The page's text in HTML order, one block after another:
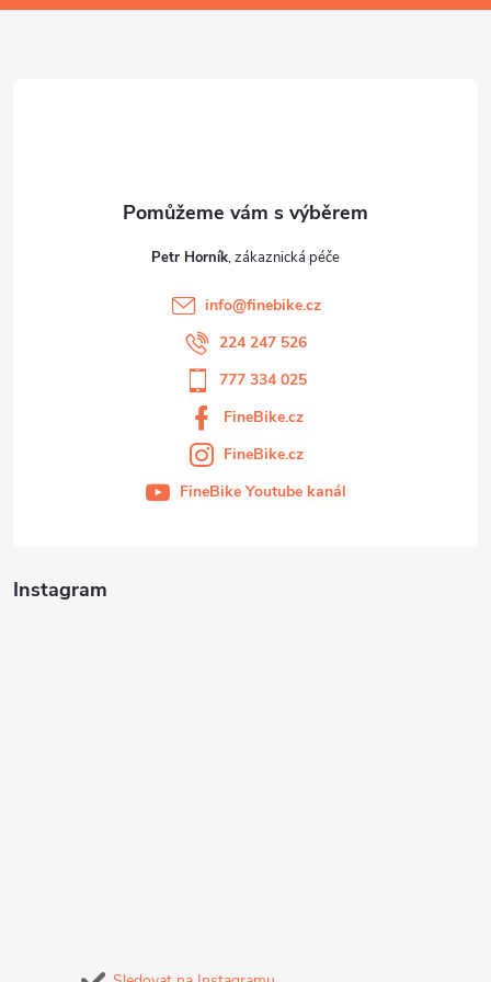
Instagram
Petr Horník
info@finebike.cz
224 247 526
777 334 025
FineBike.cz
FineBike.cz
FineBike Youtube kanál